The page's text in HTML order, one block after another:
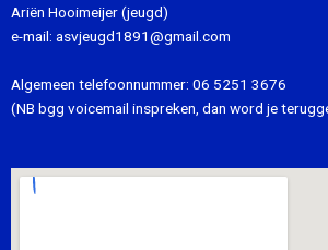
Ariën Hooimeijer (jeugd)
e-mail: asvjeugd1891@gmail.com
Algemeen telefoonnummer: 06 5251 3676
(NB bgg voicemail inspreken, dan word je